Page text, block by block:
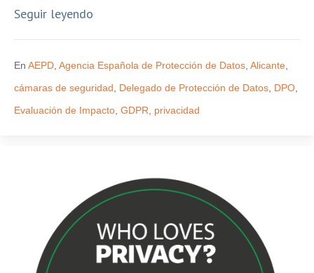
Seguir leyendo
En AEPD Agencia Española de Protección de Datos Alicante
cámaras de seguridad
Delegado de Protección de Datos DPO
Evaluación de Impacto GDPR privacidad